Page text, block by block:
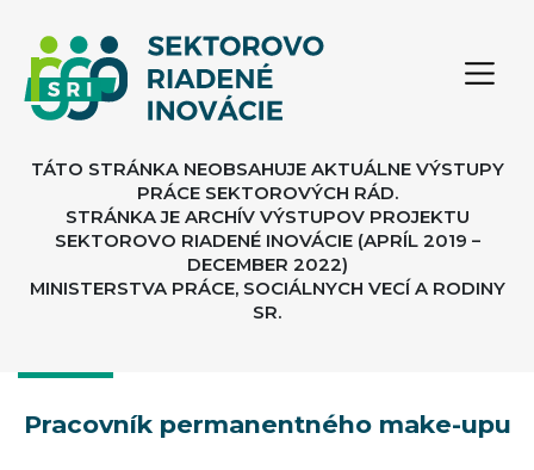
TÁTO STRÁNKA NEOBSAHUJE AKTUÁLNE VÝSTUPY
PRÁCE SEKTOROVÝCH RÁD.
STRÁNKA JE ARCHÍV VÝSTUPOV PROJEKTU
SEKTOROVO RIADENÉ INOVÁCIE (APRÍL 2019 –
DECEMBER 2022)
MINISTERSTVA PRÁCE, SOCIÁLNYCH VECÍ A RODINY
SR.
Pracovník permanentného make-upu